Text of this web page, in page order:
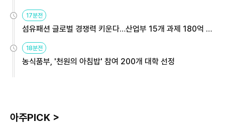
17분전
섬유패션 글로벌 경쟁력 키운다…산업부 15개 과제 180억 지
18분전
농식품부, '천원의 아침밥' 참여 200개 대학 선정
아주PICK >